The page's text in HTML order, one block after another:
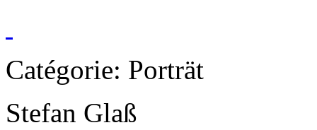
Catégorie: Porträt
Stefan Glaß